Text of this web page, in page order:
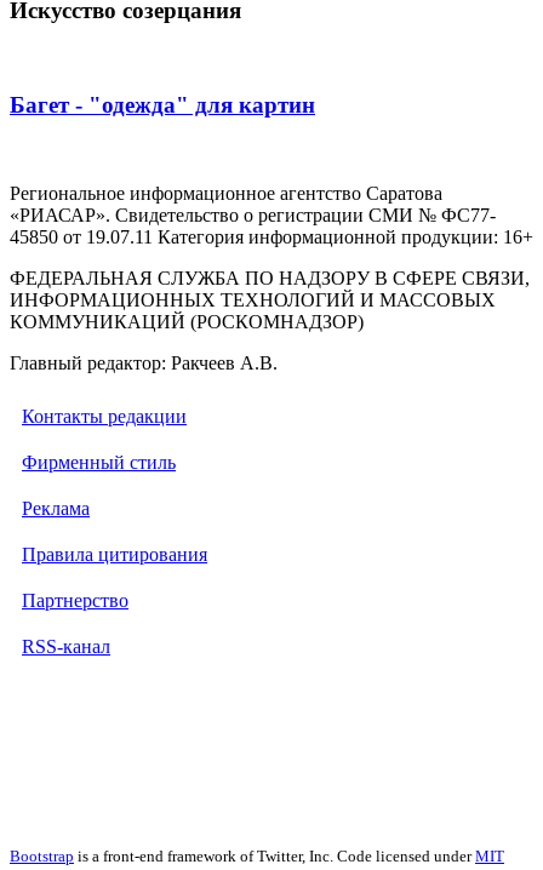
Искусство созерцания
Багет - "одежда" для картин
Региональное информационное агентство Саратова
«РИАСАР». Свидетельство о регистрации СМИ № ФС77-
45850 от 19.07.11 Категория информационной продукции: 16+
ФЕДЕРАЛЬНАЯ СЛУЖБА ПО НАДЗОРУ В СФЕРЕ СВЯЗИ,
ИНФОРМАЦИОННЫХ ТЕХНОЛОГИЙ И МАССОВЫХ
КОММУНИКАЦИЙ (РОСКОМНАДЗОР)
Главный редактор: Ракчеев А.В.
Контакты редакции
Фирменный стиль
Реклама
Правила цитирования
Партнерство
RSS-канал
Bootstrap is a front-end framework of Twitter, Inc. Code licensed underMIT